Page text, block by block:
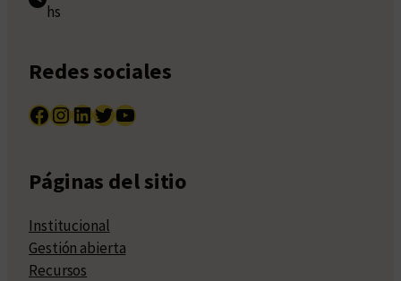
hs
Redes sociales
Facebook InstagramLinkedIn Twitter YouTube
Páginas del sitio
Institucional
Gestión abierta
Recursos